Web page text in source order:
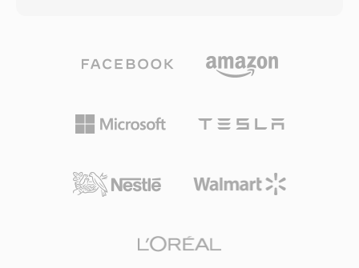
menggabungkan semuanya ke dalam satu file
atau menyimpan media secara eksternal
beberapa trek video dan audio dengan
sarana yang andal untuk proyek siaran dan film.
Pendekatan terstruktur terhadap pelestarian
hubungan klip tetap terjaga saat berpindah
pada 6 kbps, musik berkualitas tinggi pada 128
ini mendukung bitrate dari 6 hingga 510 kbps,
sample rate hingga 48 kHz, dan ukuran frame
algoritmik terendah dari codec audio
sepenuhnya bebas royalti dan open-source,